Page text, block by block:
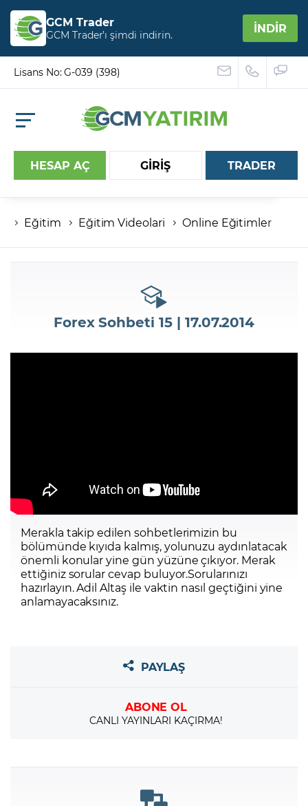
GCM Trader
GCM Trader’ı şimdi indirin. İNDİR
Lisans No: G-039 (398)
HESAP AÇ GİRİŞ
Hesap numaranız
Şifreniz
TRADER
Eğitim Eğitim Videolari Online Eğitimler
Forex Sohbeti 15 | 17.07.2014
Merakla takip edilen sohbetlerimizin bu
bölümünde kıyıda kalmış, yolunuzu aydınlatacak
önemli konular yine gün yüzüne çıkıyor. Merak
ettiğiniz sorular cevap buluyor.Sorularınızı
hazırlayın. Adil Altaş ile vaktin nasıl geçtiğini yine
anlamayacaksınız.
PAYLAŞ
ABONE OL
CANLI YAYINLARI KAÇIRMA!